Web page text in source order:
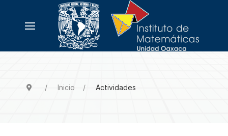
Inicio Actividades